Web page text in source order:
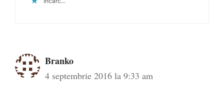
Branko
4 septembrie 2016 la 9:33 am